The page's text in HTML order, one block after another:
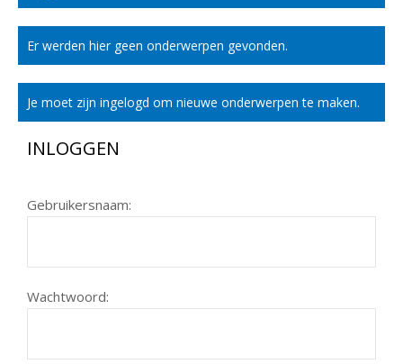
Er werden hier geen onderwerpen gevonden.
Je moet zijn ingelogd om nieuwe onderwerpen te maken.
INLOGGEN
Gebruikersnaam:
Wachtwoord: